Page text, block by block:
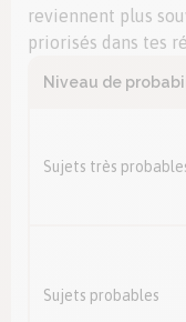
reviennent plus
priorisés dans tes
Niveau de
Sujets très
Sujets probables